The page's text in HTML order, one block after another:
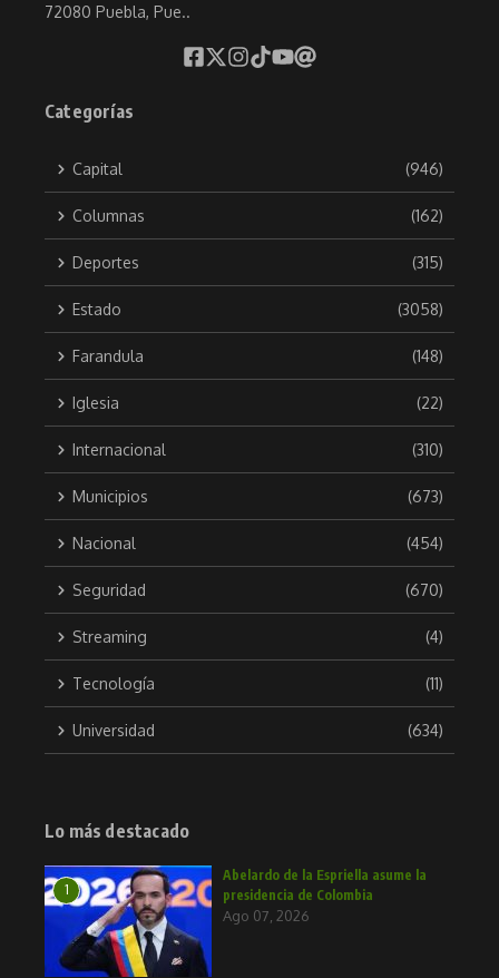
72080 Puebla, Pue..
Categorías
Capital (946)
Columnas (162)
Deportes (315)
Estado (3058)
Farandula (148)
Iglesia (22)
Internacional (310)
Municipios (673)
Nacional (454)
Seguridad (670)
Streaming (4)
Tecnología (11)
Universidad (634)
Lo más destacado
1
Abelardo de la Espriella asume la
presidencia de Colombia
Ago 07, 2026